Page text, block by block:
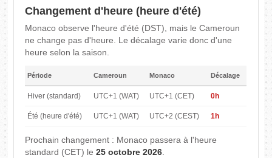
Changement d'heure (heure d'été)
Monaco observe l'heure d'été (DST), mais le Cameroun
ne change pas d'heure. Le décalage varie donc d'une
heure selon la saison.
Période Cameroun Monaco Décalage
Hiver (standard) UTC+1 (WAT) UTC+1 (CET) 0h
Été (heure d'été) UTC+1 (WAT) UTC+2 (CEST) 1h
Prochain changement : Monaco passera à l'heure
standard (CET) le25 octobre 2026.